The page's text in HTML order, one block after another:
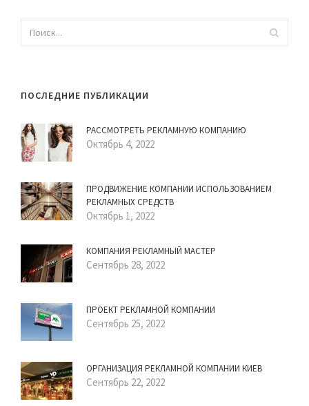
ПОСЛЕДНИЕ ПУБЛИКАЦИИ
РАССМОТРЕТЬ РЕКЛАМНУЮ КОМПАНИЮ
Октябрь 4, 2022
ПРОДВИЖЕНИЕ КОМПАНИИ ИСПОЛЬЗОВАНИЕМ
РЕКЛАМНЫХ СРЕДСТВ
Октябрь 1, 2022
КОМПАНИЯ РЕКЛАМНЫЙ МАСТЕР
Сентябрь 28, 2022
ПРОЕКТ РЕКЛАМНОЙ КОМПАНИИ
Сентябрь 25, 2022
ОРГАНИЗАЦИЯ РЕКЛАМНОЙ КОМПАНИИ КИЕВ
Сентябрь 22, 2022